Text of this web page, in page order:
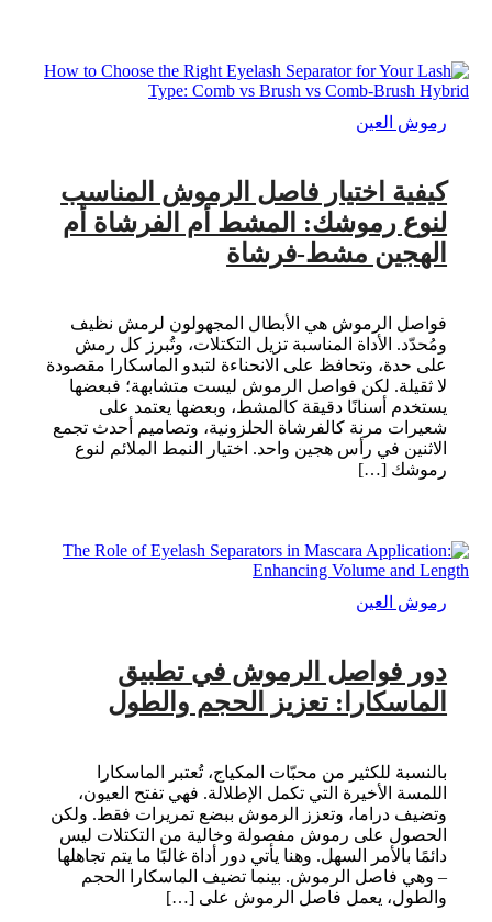
رموش العين
كيفية اختيار فاصل الرموش المناسب
لنوع رموشك: المشط أم الفرشاة أم
الهجين مشط-فرشاة
فواصل الرموش هي الأبطال المجهولون لرمش نظيف
ومُحدّد. الأداة المناسبة تزيل التكتلات، وتُبرز كل رمش
على حدة، وتحافظ على الانحناءة لتبدو الماسكارا مقصودة
لا ثقيلة. لكن فواصل الرموش ليست متشابهة؛ فبعضها
يستخدم أسنانًا دقيقة كالمشط، وبعضها يعتمد على
شعيرات مرنة كالفرشاة الحلزونية، وتصاميم أحدث تجمع
الاثنين في رأس هجين واحد. اختيار النمط الملائم لنوع
رموشك […]
رموش العين
دور فواصل الرموش في تطبيق
الماسكارا: تعزيز الحجم والطول
بالنسبة للكثير من محبّات المكياج، تُعتبر الماسكارا
اللمسة الأخيرة التي تكمل الإطلالة. فهي تفتح العيون،
وتضيف دراما، وتعزز الرموش ببضع تمريرات فقط. ولكن
الحصول على رموش مفصولة وخالية من التكتلات ليس
دائمًا بالأمر السهل. وهنا يأتي دور أداة غالبًا ما يتم تجاهلها
– وهي فاصل الرموش. بينما تضيف الماسكارا الحجم
والطول، يعمل فاصل الرموش على […]